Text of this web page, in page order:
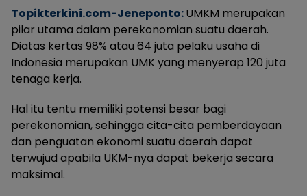
Topikterkini.com-Jeneponto:UMKM merupakan
pilar utama dalam perekonomian suatu daerah.
Diatas kertas 98% atau 64 juta pelaku usaha di
Indonesia merupakan UMK yang menyerap 120 juta
tenaga kerja.
Hal itu tentu memiliki potensi besar bagi
perekonomian, sehingga cita-cita pemberdayaan
dan penguatan ekonomi suatu daerah dapat
terwujud apabila UKM-nya dapat bekerja secara
maksimal.